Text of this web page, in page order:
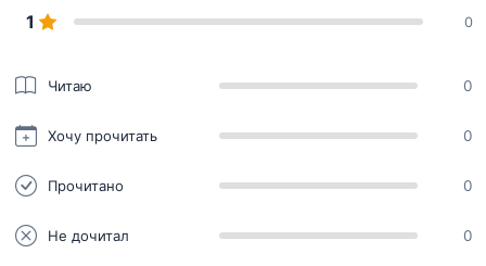
1 0
Читаю 0
Хочу прочитать 0
Прочитано 0
Не дочитал 0